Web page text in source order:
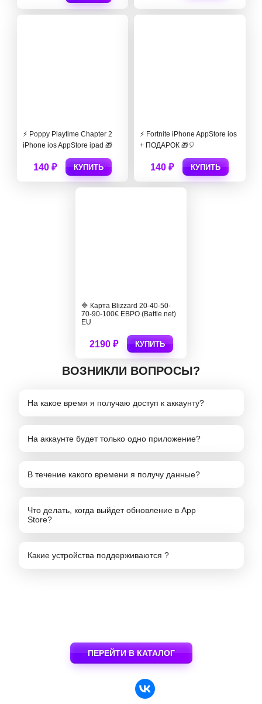
⚡️ Poppy Playtime Chapter 2
iPhone ios AppStore ipad 🎁
140 ₽ КУПИТЬ
⚡️ Fortnite iPhone AppStore ios
+ ПОДАРОК 🎁🎈
140 ₽ КУПИТЬ
🔷 Карта Blizzard 20-40-50-
70-90-100€ ЕВРО (Battle.net)
EU
2190 ₽ КУПИТЬ
ВОЗНИКЛИ ВОПРОСЫ?
На какое время я получаю доступ к аккаунту?
На аккаунте будет только одно приложение?
В течение какого времени я получу данные?
Что делать, когда выйдет обновление в App
Store?
Какие устройства поддерживаются ?
ПЕРЕЙТИ В КАТАЛОГ